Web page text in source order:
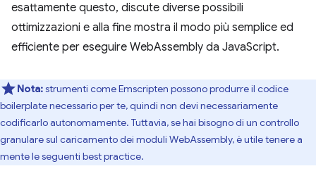
esattamente questo, discute diverse possibili
ottimizzazioni e alla fine mostra il modo più semplice ed
efficiente per eseguire WebAssembly da JavaScript.
Nota:strumenti come Emscripten possono produrre il codice
boilerplate necessario per te, quindi non devi necessariamente
codificarlo autonomamente. Tuttavia, se hai bisogno di un controllo
granulare sul caricamento dei moduli WebAssembly, è utile tenere a
mente le seguenti best practice.